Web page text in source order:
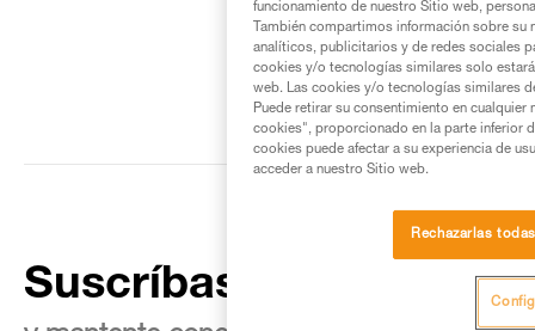
Suscríbase al boletín
funcionamiento de nuestro Sitio web,
También compartimos información sobre
analíticos, publicitarios y de redes sociales
cookies y/o tecnologías similares solo
web. Las cookies y/o tecnologías similares
Puede retirar su consentimiento en
cookies", proporcionado en la parte inferior
cookies puede afectar a su experiencia de
acceder a nuestro Sitio web.
Rechazarlas